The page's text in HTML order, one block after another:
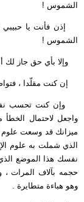
الشموس !
إذن فأنت يا حبيبي
الشموس !
وإلا بأي حق جاز لك
إن كنت مقلّدا ،
وإن كنت تحسب نفسك
واجعل لاحتمال
ميزانك قد وسعت علوم
الذي شملت به علوم
نفسك هذا الموضع
حجمه بآلاف المرات
وهو هباءة متطايرة .